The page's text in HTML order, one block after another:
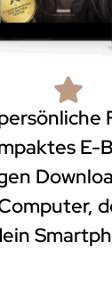
E-